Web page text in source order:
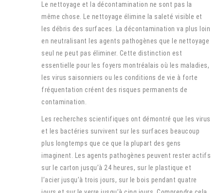
Le nettoyage et la décontamination ne sont pas la
même chose. Le nettoyage élimine la saleté visible et
les débris des surfaces. La décontamination va plus loin
en neutralisant les agents pathogènes que le nettoyage
seul ne peut pas éliminer. Cette distinction est
essentielle pour les foyers montréalais où les maladies,
les virus saisonniers ou les conditions de vie à forte
fréquentation créent des risques permanents de
contamination.
Les recherches scientifiques ont démontré que les virus
et les bactéries survivent sur les surfaces beaucoup
plus longtemps que ce que la plupart des gens
imaginent. Les agents pathogènes peuvent rester actifs
sur le carton jusqu’à 24 heures, sur le plastique et
l’acier jusqu’à trois jours, sur le bois pendant quatre